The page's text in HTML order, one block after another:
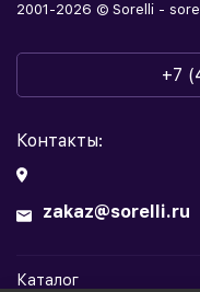
2001-2026 © Sorelli -
+7
Контакты:
zakaz@sorelli.ru
Каталог